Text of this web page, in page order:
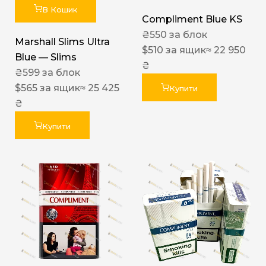
В Кошик
Marshall Slims Ultra
Blue — Slims
₴599 за блок
$565 за ящик≈ 25 425
₴
Купити
Compliment Blue KS
₴550 за блок
$510 за ящик≈ 22 950
₴
Купити